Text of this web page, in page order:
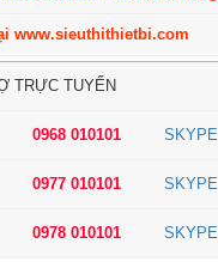
www.sieuthithietbi.com
TRỰC TUYẾN
0968 010101 SKYPE
0977 010101 SKYPE
0978 010101 SKYPE